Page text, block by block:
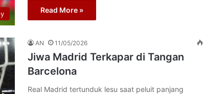
Read More »
AN 11/05/2026
Jiwa Madrid Terkapar di Tangan
Barcelona
Real Madrid tertunduk lesu saat peluit panjang